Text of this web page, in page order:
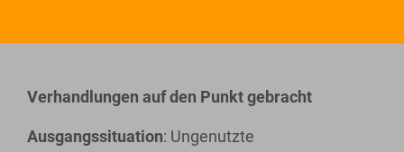
Verhandlungen auf den Punkt gebracht
Ausgangssituation: Ungenutzte